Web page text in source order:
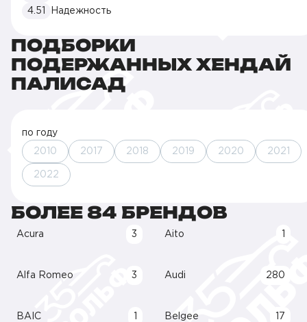
4.51
Надежность
ПОДБОРКИ
ПОДЕРЖАННЫХ ХЕНДАЙ
ПАЛИСАД
по году
2010 2017 2018 2019 2020 2021
2022
БОЛЕЕ 84 БРЕНДОВ
Acura 3 Aito
Alfa Romeo 3 Audi 280
BAIC Belgee 17